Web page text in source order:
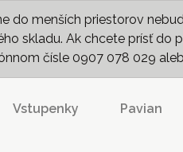
do menších priestorov
skladu. Ak chcete prísť do
čísle 0907 078 029
Vstupenky Pavian